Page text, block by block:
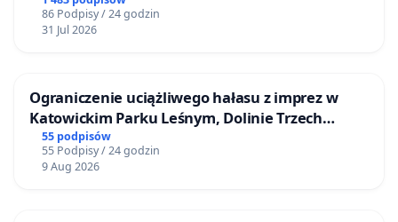
86 Podpisy / 24 godzin
31 Jul 2026
Ograniczenie uciążliwego hałasu z imprez w
Katowickim Parku Leśnym, Dolinie Trzech
Stawów i na Lotnisku Muchowiec
55 podpisów
55 Podpisy / 24 godzin
9 Aug 2026